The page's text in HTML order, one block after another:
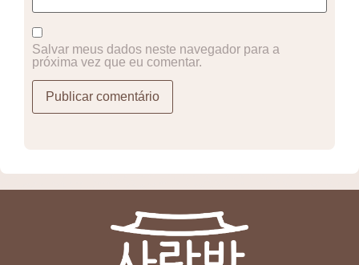
Salvar meus dados neste navegador para a
próxima vez que eu comentar.